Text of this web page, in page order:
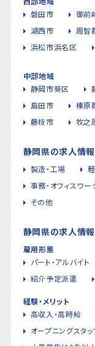
磐田市
御前
湖西市
周智
浜松市浜名区
中部地域
静岡市葵区
島田市
榛原
藤枝市
牧之
静岡県の求人情
製造・工場
事務・オフィスワー
その他
静岡県の求人情報
雇用形態
パート・アルバイト
紹介予定派遣
経験・メリット
高収入・高時給
オープニングスタッ